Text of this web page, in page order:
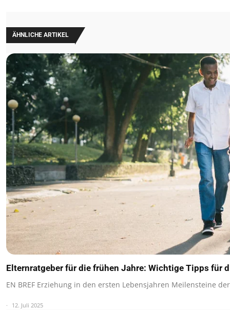
ÄHNLICHE ARTIKEL
Elternratgeber für die frühen Jahre: Wichtige Tipps für
EN BREF Erziehung in den ersten Lebensjahren Meilensteine
12. Juli 2025